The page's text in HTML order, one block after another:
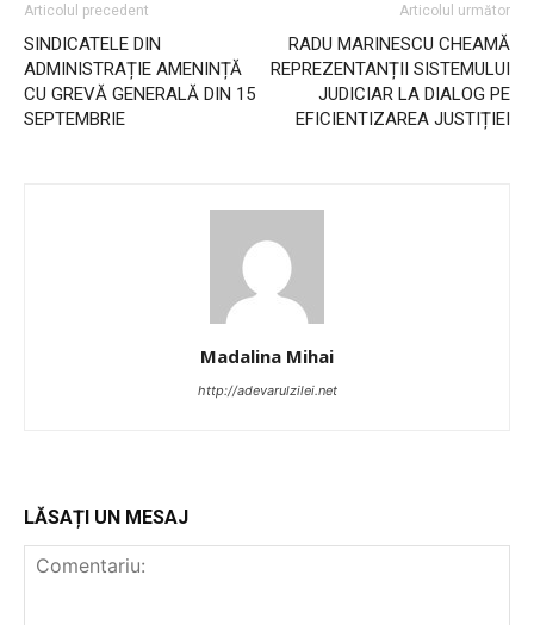
Articolul precedent
SINDICATELE DIN
ADMINISTRAȚIE AMENINȚĂ
CU GREVĂ GENERALĂ DIN 15
SEPTEMBRIE
Articolul următor
RADU MARINESCU CHEAMĂ
REPREZENTANȚII SISTEMULUI
JUDICIAR LA DIALOG PE
EFICIENTIZAREA JUSTIȚIEI
Madalina Mihai
http://adevarulzilei.net
LĂSAȚI UN MESAJ